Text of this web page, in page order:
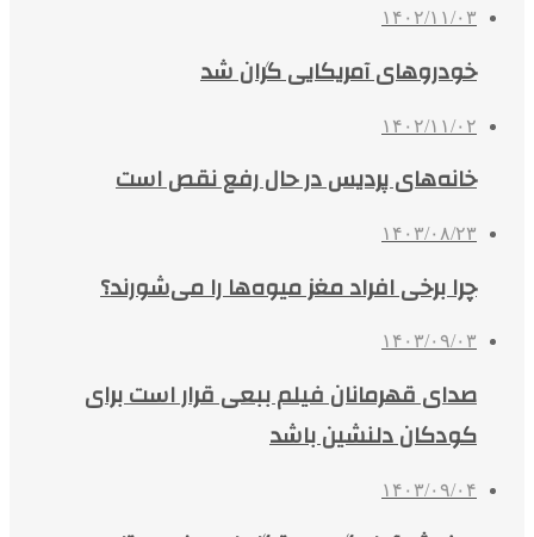
۱۴۰۲/۱۱/۰۳
خودروهای آمریکایی گران شد
۱۴۰۲/۱۱/۰۲
خانه‌های پردیس در حال رفع نقص است
۱۴۰۳/۰۸/۲۳
چرا برخی افراد مغز میوه‌ها را می‌شورند؟
۱۴۰۳/۰۹/۰۳
صدای قهرمانان فیلم ببعی قرار است برای
کودکان دلنشین باشد
۱۴۰۳/۰۹/۰۴